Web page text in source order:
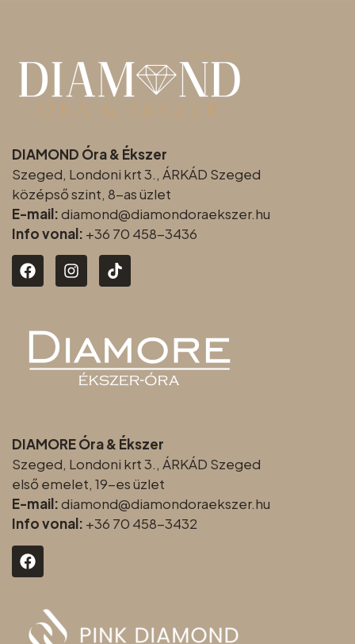
DIAMOND Óra & Ékszer
Szeged, Londoni krt 3., ÁRKÁD Szeged
középső szint, 8-as üzlet
E-mail:diamond@diamondoraekszer.hu
Info vonal: +36 70 458-3436
DIAMORE Óra & Ékszer
Szeged, Londoni krt 3., ÁRKÁD Szeged
első emelet, 19-es üzlet
E-mail:diamond@diamondoraekszer.hu
Info vonal: +36 70 458-3432